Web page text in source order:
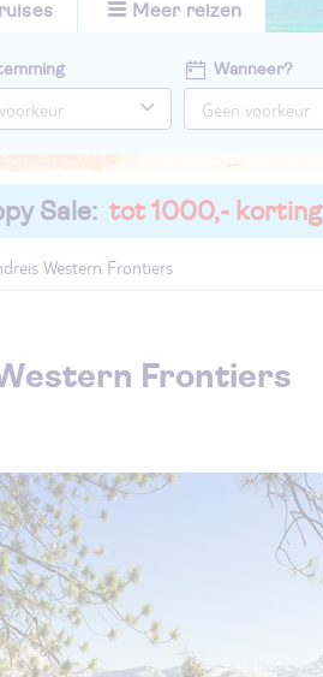
Meer reizen
Wanneer?
Sale: tot 1000,- korting
Western Frontiers
Frontiers